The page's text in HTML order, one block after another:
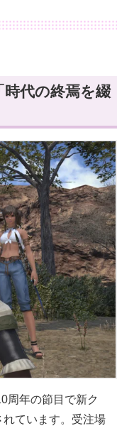
代の終焉を綴
周年の節目で新ク
ています。受注場